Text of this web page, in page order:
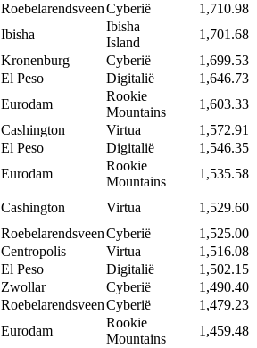
RoebelarendsveenCyberië
1,710.98
Ibisha
Ibisha
Island
1,701.68
Kronenburg Cyberië
1,699.53
El Peso Digitalië
1,646.73
Eurodam
Rookie
Mountains
1,603.33
Cashington Virtua
1,572.91
El Peso Digitalië
1,546.35
Eurodam
Rookie
Mountains
1,535.58
Cashington Virtua
1,529.60
RoebelarendsveenCyberië
1,525.00
Centropolis Virtua
1,516.08
El Peso Digitalië
1,502.15
Zwollar Cyberië
1,490.40
RoebelarendsveenCyberië
1,479.23
Eurodam
Rookie
Mountains
1,459.48